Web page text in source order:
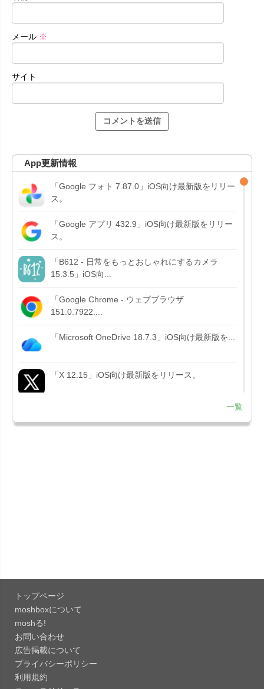
メール ※
サイト
App更新情報
「Google フォト 7.87.0」iOS向け最新版をリリー
ス。
「Google アプリ 432.9」iOS向け最新版をリリー
ス。
「B612 - 日常をもっとおしゃれにするカメラ
15.3.5」iOS向...
「Google Chrome - ウェブブラウザ
151.0.7922....
「Microsoft OneDrive 18.7.3」iOS向け最新版を...
「X 12.15」iOS向け最新版をリリース。
Liguid G...
「Evernote 11.28.2」Mac向け最新版をリリー
ス。AIプロ...
「Minecraft: クラフト、建築、サバイバル
26.40」iOS向...
一覧
トップページ
moshboxについて
moshる!
お問い合わせ
広告掲載について
プライバシーポリシー
利用規約